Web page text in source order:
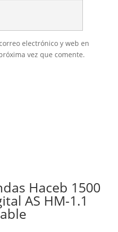
electrónico y web en
vez que comente.
Haceb 1500
AS HM-1.1